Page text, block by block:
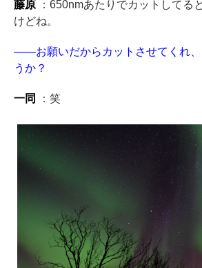
藤原
：650nmあたりでカットしてる
けどね。
——お願いだからカットさせてくれ、
うか？
一同 ：笑